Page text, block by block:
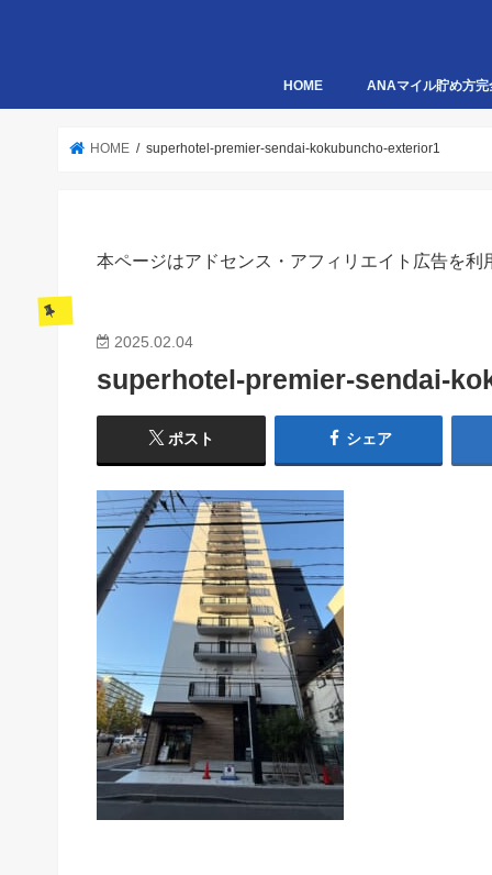
HOME ANAマイル貯め方完
HOME superhotel-premier-sendai-kokubuncho-exterior1
本ページはアドセンス・アフィリエイト広告を利
2025.02.04
superhotel-premier-sendai-
ポスト シェア